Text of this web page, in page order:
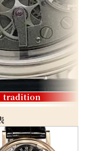
tradition